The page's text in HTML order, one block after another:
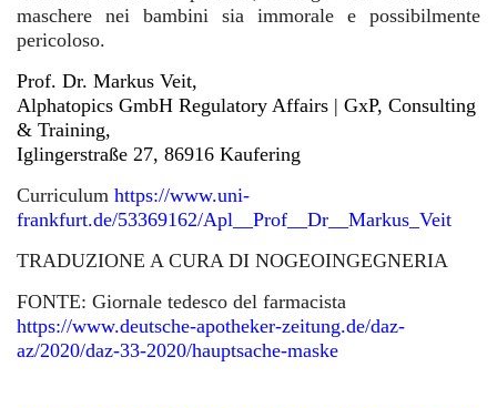
maschere nei bambini sia immorale e possibilmente
pericoloso.
Prof. Dr. Markus Veit,
Alphatopics GmbH Regulatory Affairs | GxP, Consulting
& Training,
Iglingerstraße 27, 86916 Kaufering
Curriculum https://www.uni-
frankfurt.de/53369162/Apl__Prof__Dr__Markus_Veit
TRADUZIONE A CURA DI NOGEOINGEGNERIA
FONTE: Giornale tedesco del farmacista
https://www.deutsche-apotheker-zeitung.de/daz-
az/2020/daz-33-2020/hauptsache-maske